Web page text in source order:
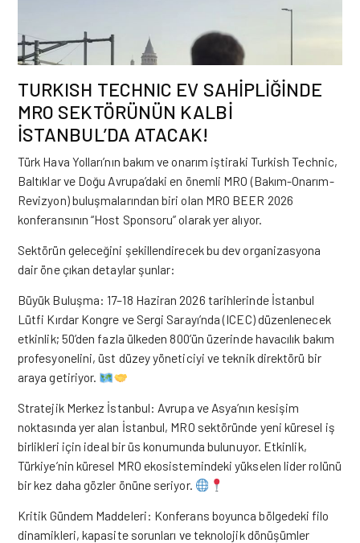
TURKISH TECHNIC EV SAHİPLİĞİNDE
MRO SEKTÖRÜNÜN KALBİ
İSTANBUL’DA ATACAK!
Türk Hava Yolları’nın bakım ve onarım iştiraki Turkish Technic,
Baltıklar ve Doğu Avrupa’daki en önemli MRO (Bakım-Onarım-
Revizyon) buluşmalarından biri olan MRO BEER 2026
konferansının “Host Sponsoru” olarak yer alıyor.
Sektörün geleceğini şekillendirecek bu dev organizasyona
dair öne çıkan detaylar şunlar:
Büyük Buluşma: 17–18 Haziran 2026 tarihlerinde İstanbul
Lütfi Kırdar Kongre ve Sergi Sarayı’nda (ICEC) düzenlenecek
etkinlik; 50’den fazla ülkeden 800’ün üzerinde havacılık bakım
profesyonelini, üst düzey yöneticiyi ve teknik direktörü bir
araya getiriyor.
Stratejik Merkez İstanbul: Avrupa ve Asya’nın kesişim
noktasında yer alan İstanbul, MRO sektöründe yeni küresel iş
birlikleri için ideal bir üs konumunda bulunuyor. Etkinlik,
Türkiye’nin küresel MRO ekosistemindeki yükselen lider rolünü
bir kez daha gözler önüne seriyor.
Kritik Gündem Maddeleri: Konferans boyunca bölgedeki filo
dinamikleri, kapasite sorunları ve teknolojik dönüşümler